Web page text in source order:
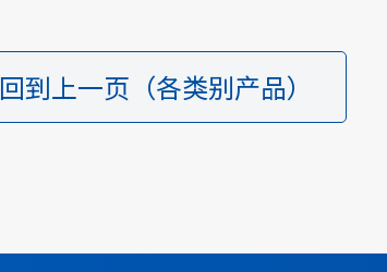
回到上一页（各类别产品）